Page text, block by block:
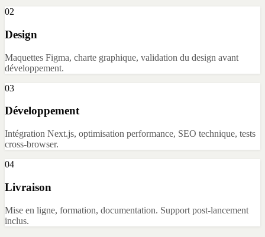
02
Design
Maquettes Figma, charte graphique, validation du design avant
développement.
03
Développement
Intégration Next.js, optimisation performance, SEO technique, tests
cross-browser.
04
Livraison
Mise en ligne, formation, documentation. Support post-lancement
inclus.